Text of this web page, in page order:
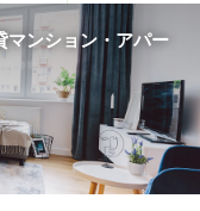
マンション・アパー